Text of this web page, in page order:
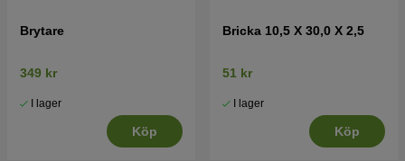
Brytare
349 kr
I lager
Köp
Bricka 10,5 X 30,0 X 2,5
51 kr
I lager
Köp